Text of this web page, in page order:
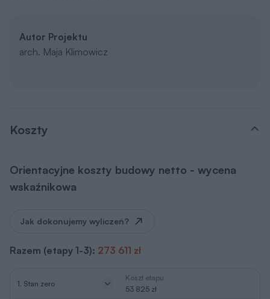
Autor Projektu
arch. Maja Klimowicz
Koszty
Orientacyjne koszty budowy netto - wycena
wskaźnikowa
Jak dokonujemy wyliczeń?
Razem (etapy 1-3): 273 611 zł
1. Stan zero
Koszt etapu
53 825 zł